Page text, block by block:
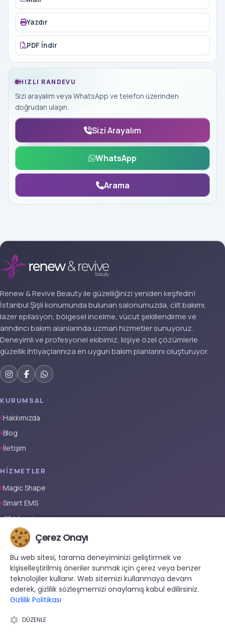
Yazdır
PDF İndir
HIZLI RANDEVU
Sizi arayalım veya WhatsApp ve telefon üzerinden
doğrudan ulaşın.
Sizi Arayalım
WhatsApp
Arama
Renew & Revive Beauty ile güzelliğinizi yeniden keşfedin!
İstanbul Şişli konumunda bulunan salonumuzda, cilt bakımı,
lazer epilasyon, bölgesel incelme, vücut şekillendirme ve
arındırıcı bakım alanlarında uzman hizmetler sunuyoruz.
Deneyimli ve profesyonel ekibimiz, kişiye özel çözümlerle
güzellik ihtiyaçlarınıza en uygun bakım planlarını oluşturuyor.
KURUMSAL
Hakkımızda
Blog
İletişim
HIZMETLER
Magic Shape
Smart EMS
G5 Masajı
Tüm Vücut Epilasyon (Erkek)
Tüm Vücut Epilasyon (Kadın)
Protez Tırnak
İLETIŞIM
+90 533 038 48 24
hello@renewandrevive.co
Çerez Onayı
Bu web sitesi, tarama deneyiminizi geliştirmek ve
kişiselleştirilmiş öneriler sunmak için çerez veya benzer
teknolojiler kullanır. Web sitemizi kullanmaya devam
ederek, gizlilik sözleşmemizi onaylamış kabul edilirsiniz.
Gizlilik Politikası
DÜZENLE